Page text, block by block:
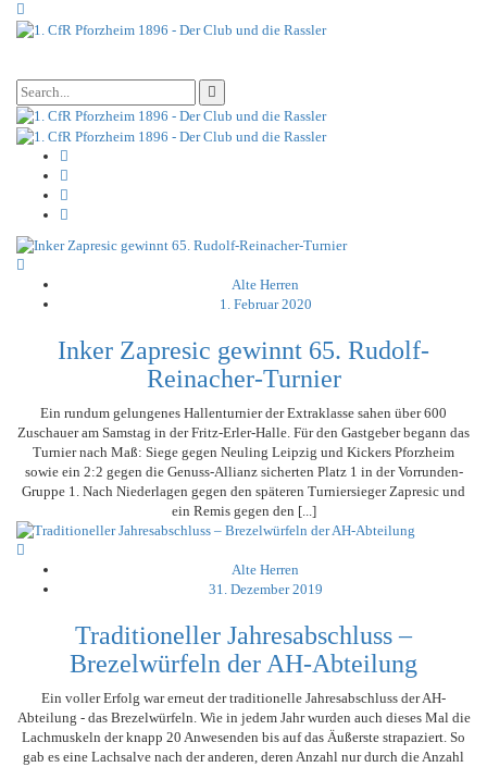
Alte Herren
1. Februar 2020
Inker Zapresic gewinnt 65. Rudolf-
Reinacher-Turnier
Ein rundum gelungenes Hallenturnier der Extraklasse sahen über 600
Zuschauer am Samstag in der Fritz-Erler-Halle. Für den Gastgeber begann das
Turnier nach Maß: Siege gegen Neuling Leipzig und Kickers Pforzheim
sowie ein 2:2 gegen die Genuss-Allianz sicherten Platz 1 in der Vorrunden-
Gruppe 1. Nach Niederlagen gegen den späteren Turniersieger Zapresic und
ein Remis gegen den [...]
Alte Herren
31. Dezember 2019
Traditioneller Jahresabschluss –
Brezelwürfeln der AH-Abteilung
Ein voller Erfolg war erneut der traditionelle Jahresabschluss der AH-
Abteilung - das Brezelwürfeln. Wie in jedem Jahr wurden auch dieses Mal die
Lachmuskeln der knapp 20 Anwesenden bis auf das Äußerste strapaziert. So
gab es eine Lachsalve nach der anderen, deren Anzahl nur durch die Anzahl